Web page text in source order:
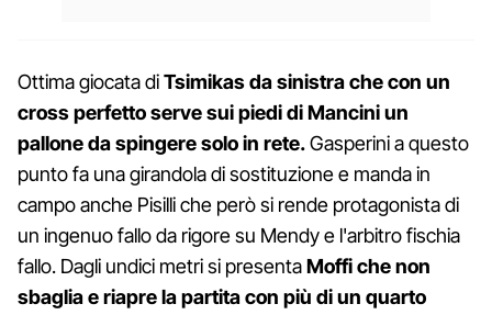
Ottima giocata diTsimikas da sinistra che con un
cross perfetto serve sui piedi di Mancini un
pallone da spingere solo in rete.Gasperini a questo
punto fa una girandola di sostituzione e manda in
campo anche Pisilli che però si rende protagonista di
un ingenuo fallo da rigore su Mendy e l'arbitro fischia
fallo. Dagli undici metri si presentaMoffi che non
sbaglia e riapre la partita con più di un quarto